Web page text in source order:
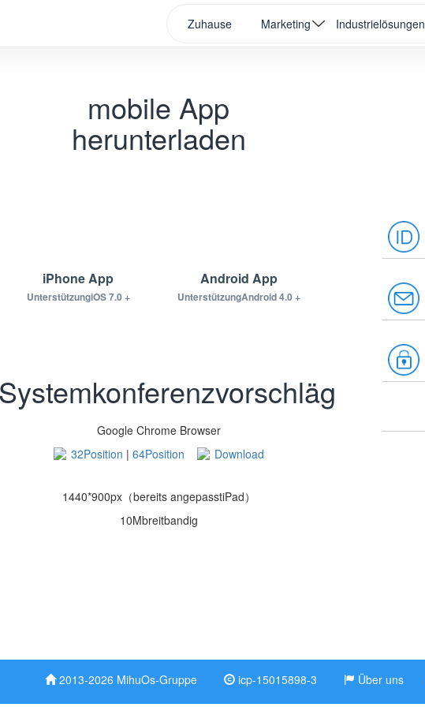
Zuhause Marketing Industrielösungen
mobile App
herunterladen
iPhone App
UnterstützungiOS 7.0 +
Android App
UnterstützungAndroid 4.0 +
Systemkonferenzvorschläge
Google Chrome Browser
32Position | 64Position Download
1440*900px（bereits angepasstiPad）
10Mbreitbandig
2013-2026 MihuOs-Gruppe icp-15015898-3 Über uns